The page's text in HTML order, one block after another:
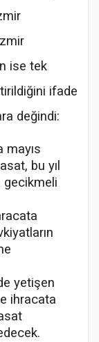
ise tek
ifade
değindi:
mayıs
bu yıl
gecikmeli
yetişen
ihracata